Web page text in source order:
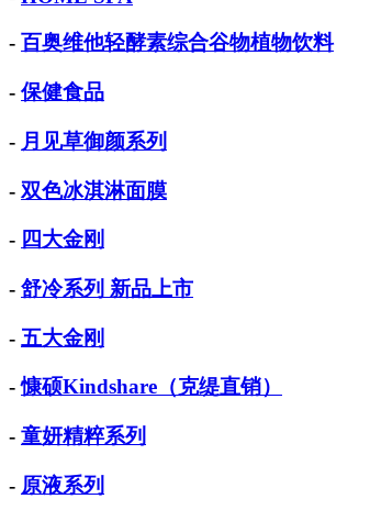
- 百奥维他轻酵素综合谷物植物饮料
- 保健食品
- 月见草御颜系列
- 双色冰淇淋面膜
- 四大金刚
- 舒冷系列 新品上市
- 五大金刚
-慷硕Kindshare（克缇直销）
- 童妍精粹系列
- 原液系列